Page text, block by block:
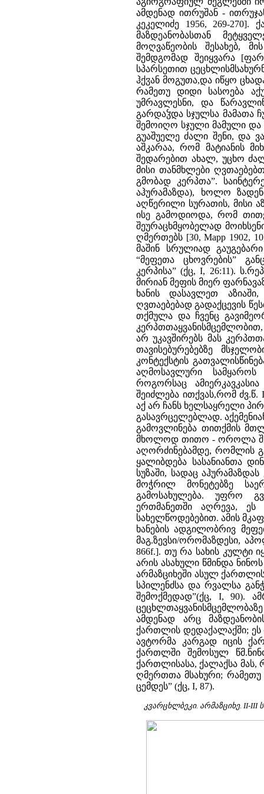
ამდენად ითრუშან -
კეკელიძე 1956, 269-270].
მაზდეანობასთან
მოღვაწეობის შესახებ,
შემდგომად შეიყვარა
სპარსეთით
ჰქჳან მოგუთა,და იწყო
რამეთუ დიდი სასოება
უმრავლესნი, და
გარდაჴდა სჯულსა მამათა
შემოიღო სჯული მამული და
გუაშუელე ძალი შენი, და
აშკარაა, რომ მატიანის
შედარებით ახალ, უცხო
მისი თანმხლები
გმობად კერპთა”.
აჰურამაზდა), ხოლო
აღწერილი სურათის, მისი
ისე გამოდიოდა, რომ
შეურაცხმყობელად
ღმერთებს [30, Марр 1902,
მაშინ სრულიად
“მეფეთა ცხოვრების”
კერპისა” (ქც, I, 26:11).
მირიან მეფის მიერ
ხანის დასავლეთ
ღვთაებებად გადაქცევის
თქმულა და ჩვენც
არ უკავშირებს მას
თავისებურებებზე
კონტექსტის
აღმოსავლური სამყაროს
როგორსაც
შეიძლება ითქვას,რომ ძვ.წ.
აქ არ ჩანს ხელსაყრელი
გასავრცელებლად.
გამოვლინება თითქმის
მხოლოდ თითო - ოროლა
აღორძინებამდე, რომლის
ყალიბდება სასანიანთა
სუზაში, სადაც
მოჭრილ მონეტებზე
გამოსახულება. უფრო
ერთმანეთში აღრევა, ეს
სახელწოდებებით. ამის
ხანების ადგილობრივ
მაგ.ზევსი/ორომაზდესი,
866f.]. თუ რა სახის კულტი
არის ასახული წმინდა
არმაზციხეში ასულ
სპილენძსა და რვალსა
შემოქმედად”(ქც, I, 90).
ამდენად არც
ქართლის დედაქალაქში; ეს
ავტორმა კარგად იცის
ქართლში შემოსულ
ქართლისასა, ქალაქსა
ღმერთთა მსახური; რამეთუ
ცემდეს” (ქც, I, 87).
კვარცხლბეკი. არმაზციხე. II-